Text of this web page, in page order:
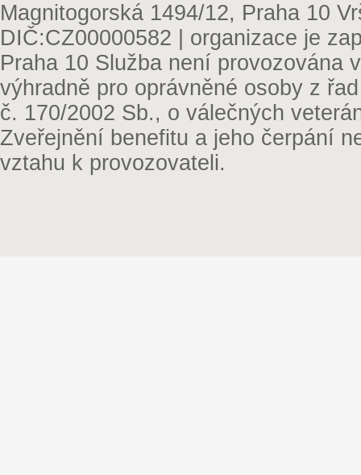
Magnitogorská 1494/12, Praha 10
DIČ:CZ00000582 | organizace je
Praha 10 Služba není provozována
výhradně pro oprávněné osoby z
č. 170/2002 Sb., o válečných
Zveřejnění benefitu a jeho čerpání
vztahu k provozovateli.